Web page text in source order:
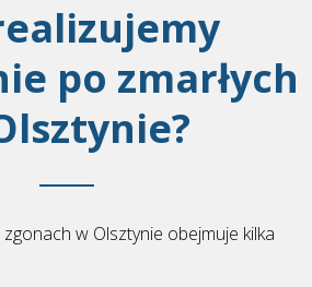
po zmarłych
w Olsztynie obejmuje kilka